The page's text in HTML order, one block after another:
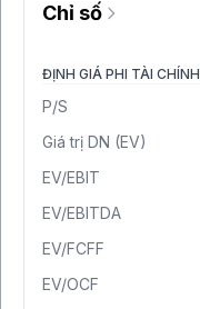
Chỉ số
ĐỊNH GIÁ PHI TÀI CHÍNH
P/S
Giá trị DN (EV)
EV/EBIT
EV/EBITDA
EV/FCFF
EV/OCF